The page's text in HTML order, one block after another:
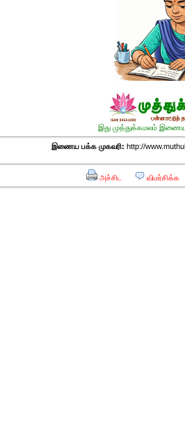
இது முத்துக்கமலம் இணைய
இணைய பக்க முகவரி: http://
அச்சிட விமர்சிக்க